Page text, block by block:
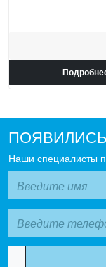
Наши специалисты